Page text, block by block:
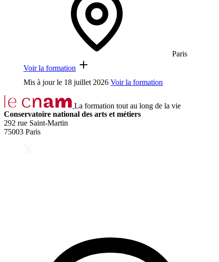
Paris
Voir la formation
Mis à jour le 18 juillet 2026 Voir la formation
La formation tout au long de la vie
Conservatoire national des arts et métiers
292 rue Saint-Martin
75003 Paris